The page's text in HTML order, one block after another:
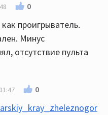
0
проигрыватель.
Минус
отсутствие пульта
0